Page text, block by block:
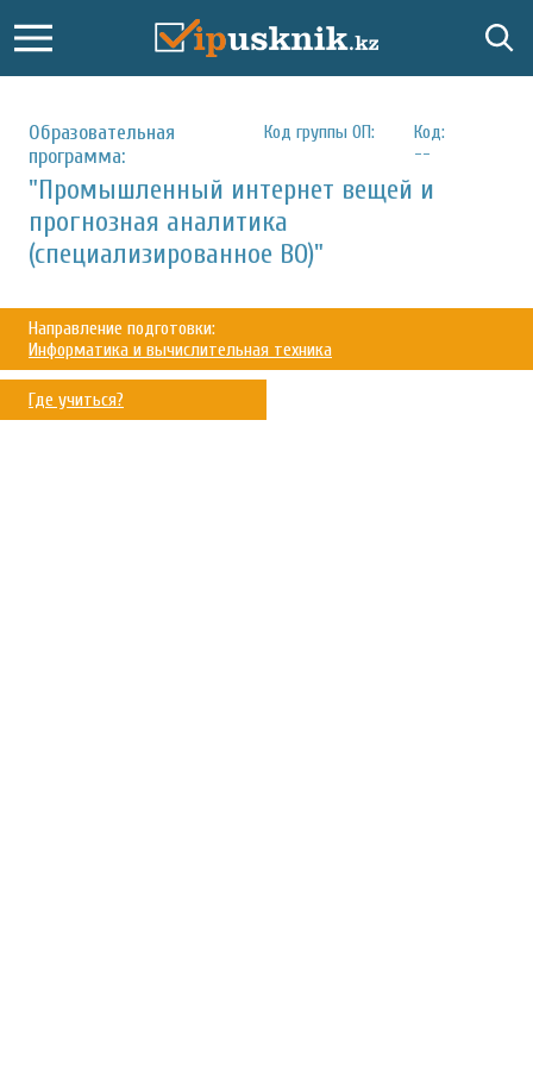
Образовательная
программа:
Код группы ОП:
Код:
--
"Промышленный интернет вещей и
прогнозная аналитика
(специализированное ВО)"
Направление подготовки:
Информатика и вычислительная техника
Где учиться?